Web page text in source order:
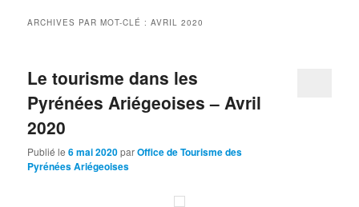
ARCHIVES PAR MOT-CLÉ :AVRIL 2020
Le tourisme dans les
Pyrénées Ariégeoises – Avril
2020
Publié le6 mai 2020parOffice de Tourisme des
Pyrénées Ariégeoises